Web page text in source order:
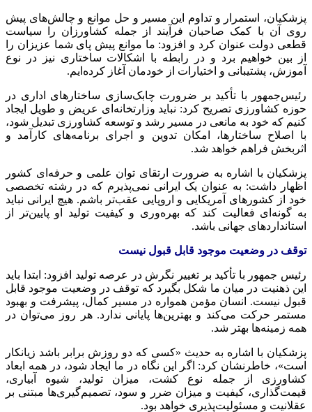
پزشکیان، استمرار و تداوم این مسیر و حل موانع و چالش‌های پیش
روی آن با کمک صاحبان فرآیند از جمله کشاورزان را سیاست
قطعی دولت عنوان کرد و افزود: ما موانع پیش پای شما عزیزان را
از بین خواهیم برد و در رابطه با اشکالات ساختاری نیز در نوع
آموزش، پشتیبانی و اختیارات از خودمان آغاز کرده‌ایم.
رئیس‌جمهور با تأکید بر ضرورت چابک‌سازی ساختارهای اداری در
حوزه کشاورزی تصریح کرد: نباید وزارتخانه‌ای عریض و طویل ایجاد
کنیم که خود به مانعی در مسیر رشد و توسعه کشاورزی تبدیل شود،
با اصلاح ساختارها، امکان تدوین و اجرای برنامه‌های کارآمد و
اثربخش فراهم خواهد شد.
پزشکیان با اشاره به ضرورت ارتقای توان علمی و حرفه‌ای کشور
اظهار داشت: به عنوان یک ایرانی نمی‌پذیرم که در رشته تخصصی
خود از کشورهای آمریکایی و اروپایی عقب‌تر باشم. هیچ ایرانی نباید
به گونه‌ای فعالیت کند که بهره‌وری و کیفیت تولید او پایین‌تر از
استانداردهای جهانی باشد.
توقف در وضعیت موجود قابل قبول نیست
رئیس جمهور با تأکید بر تغییر نگرش در عرصه تولید افزود: ابتدا باید
این ذهنیت در میان ما شکل بگیرد که توقف در وضعیت موجود قابل
قبول نیست. انسان مؤمن همواره در مسیر کمال، پیشرفت و بهبود
مستمر حرکت می‌کند و بهترین‌ها پایانی ندارد. هر روز می‌توان در
همه زمینه‌ها بهتر شد.
پزشکیان با اشاره به حدیث «کسی که دو روزش برابر باشد زیانکار
است»، خاطرنشان کرد: اگر این نگاه در ما ایجاد شود، در همه ابعاد
کشاورزی از جمله نوع کشت، میزان تولید، شیوه آبیاری،
قیمت‌گذاری، کیفیت و میزان ضرر و سود، تصمیم‌گیری‌ها مبتنی بر
عقلانیت و مسئولیت‌پذیری خواهد بود.